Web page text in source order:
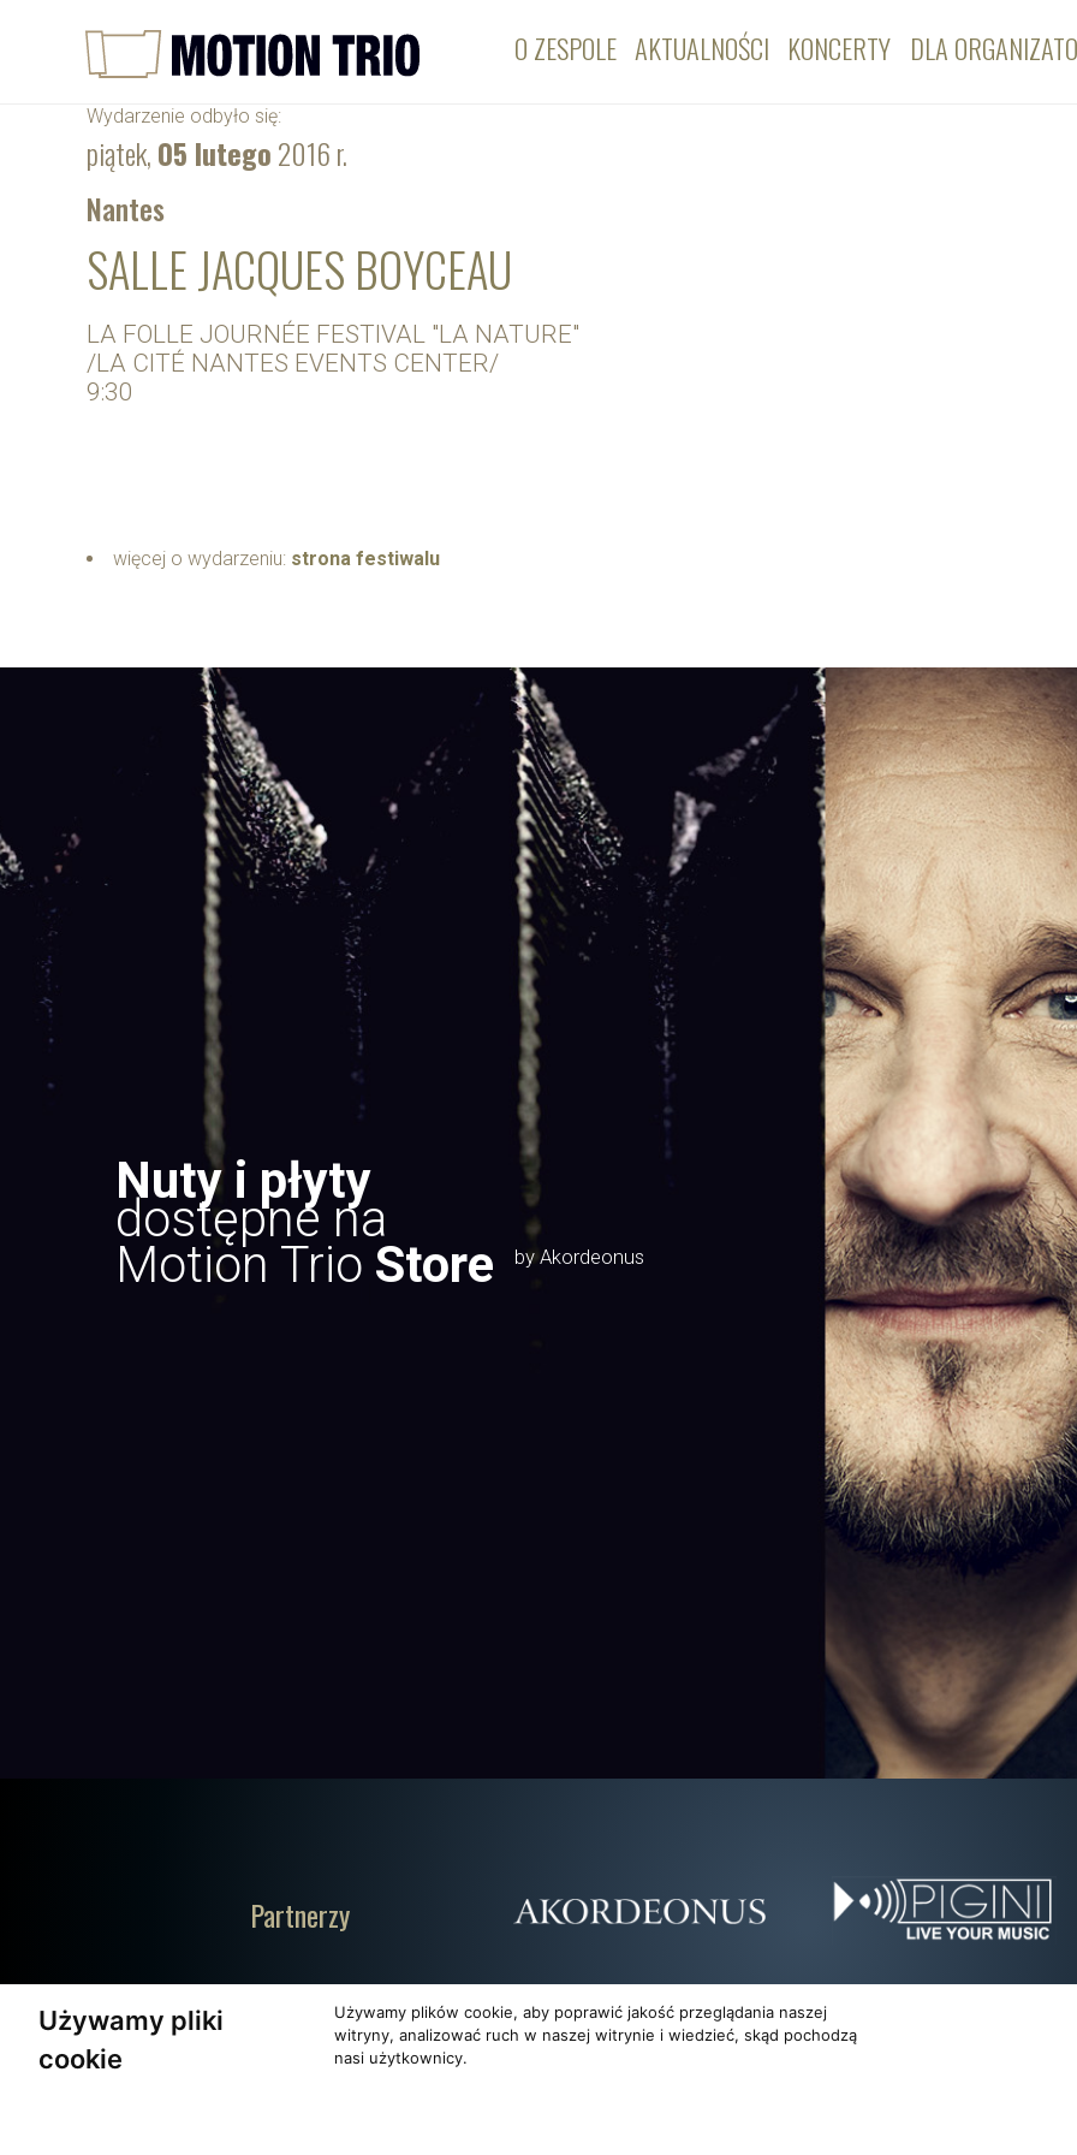
Używamy pliki
cookie
Używamy plików cookie, aby poprawić jakość przeglądania naszej
witryny, analizować ruch w naszej witrynie i wiedzieć, skąd pochodzą
nasi użytkownicy.
O ZESPOLE AKTUALNOŚCI KONCERTY DLA
Wydarzenie odbyło się:
piątek,05 lutego2016 r.
Nantes
SALLE JACQUES BOYCEAU
LA FOLLE JOURNÉE FESTIVAL "LA NATURE"
/LA CITÉ NANTES EVENTS CENTER/
9:30
więcej o wydarzeniu: strona festiwalu
Nuty i płyty
dostępne na
Motion Trio Store by Akordeonus
Partnerzy